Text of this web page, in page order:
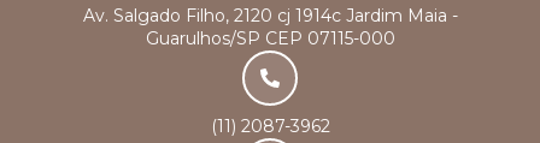
Av. Salgado Filho, 2120 cj 1914c Jardim Maia -
Guarulhos/SP CEP 07115-000
(11) 2087-3962